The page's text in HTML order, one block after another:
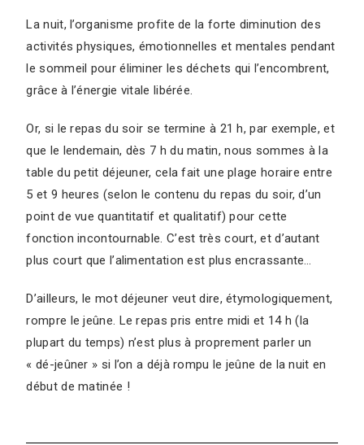
La nuit, l’organisme profite de la forte diminution des
activités physiques, émotionnelles et mentales pendant
le sommeil pour éliminer les déchets qui l’encombrent,
grâce à l’énergie vitale libérée.
Or, si le repas du soir se termine à 21 h, par exemple, et
que le lendemain, dès 7 h du matin, nous sommes à la
table du petit déjeuner, cela fait une plage horaire entre
5 et 9 heures (selon le contenu du repas du soir, d’un
point de vue quantitatif et qualitatif) pour cette
fonction incontournable. C’est très court, et d’autant
plus court que l’alimentation est plus encrassante…
D’ailleurs, le mot déjeuner veut dire, étymologiquement,
rompre le jeûne. Le repas pris entre midi et 14 h (la
plupart du temps) n’est plus à proprement parler un
« dé-jeûner » si l’on a déjà rompu le jeûne de la nuit en
début de matinée !